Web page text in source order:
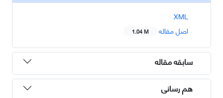
XML
اصل مقاله
1.04 M
سابقه مقاله
هم رسانی